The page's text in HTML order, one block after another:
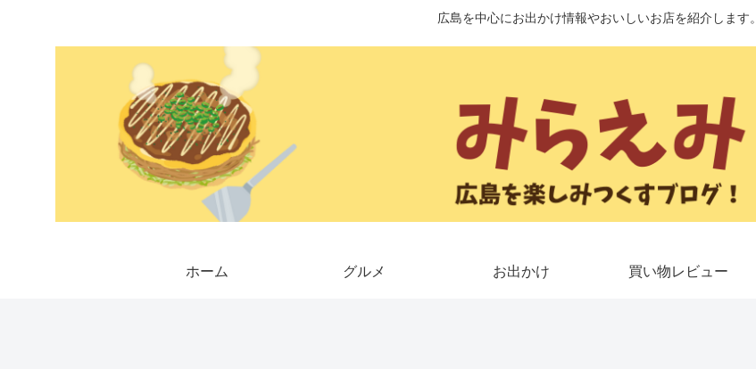
広島を中心にお出かけ情報やおいしいお店を紹介します。
ホーム グルメ お出かけ 買い物レビュー